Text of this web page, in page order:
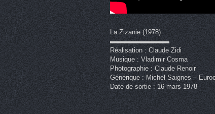
La Zizanie (1978)
▬▬▬▬▬▬▬▬▬
Réalisation : Claude Zidi
Musique : Vladimir Cosma
Photographie : Claude Renoir
Générique : Michel Saignes –
Date de sortie : 16 mars 1978